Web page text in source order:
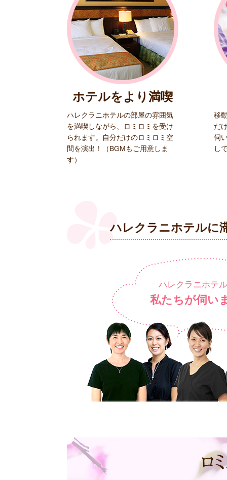
ホテルをより満喫
ハレクラニホテルの部屋の雰囲気
を満喫しながら、ロミロミを受け
られます。自分だけのロミロミ空
間を演出！（BGMもご用意しま
す）
移
だ
伺
し
ハレクラニホテルに
ハレクラニホテ
私たちが伺い